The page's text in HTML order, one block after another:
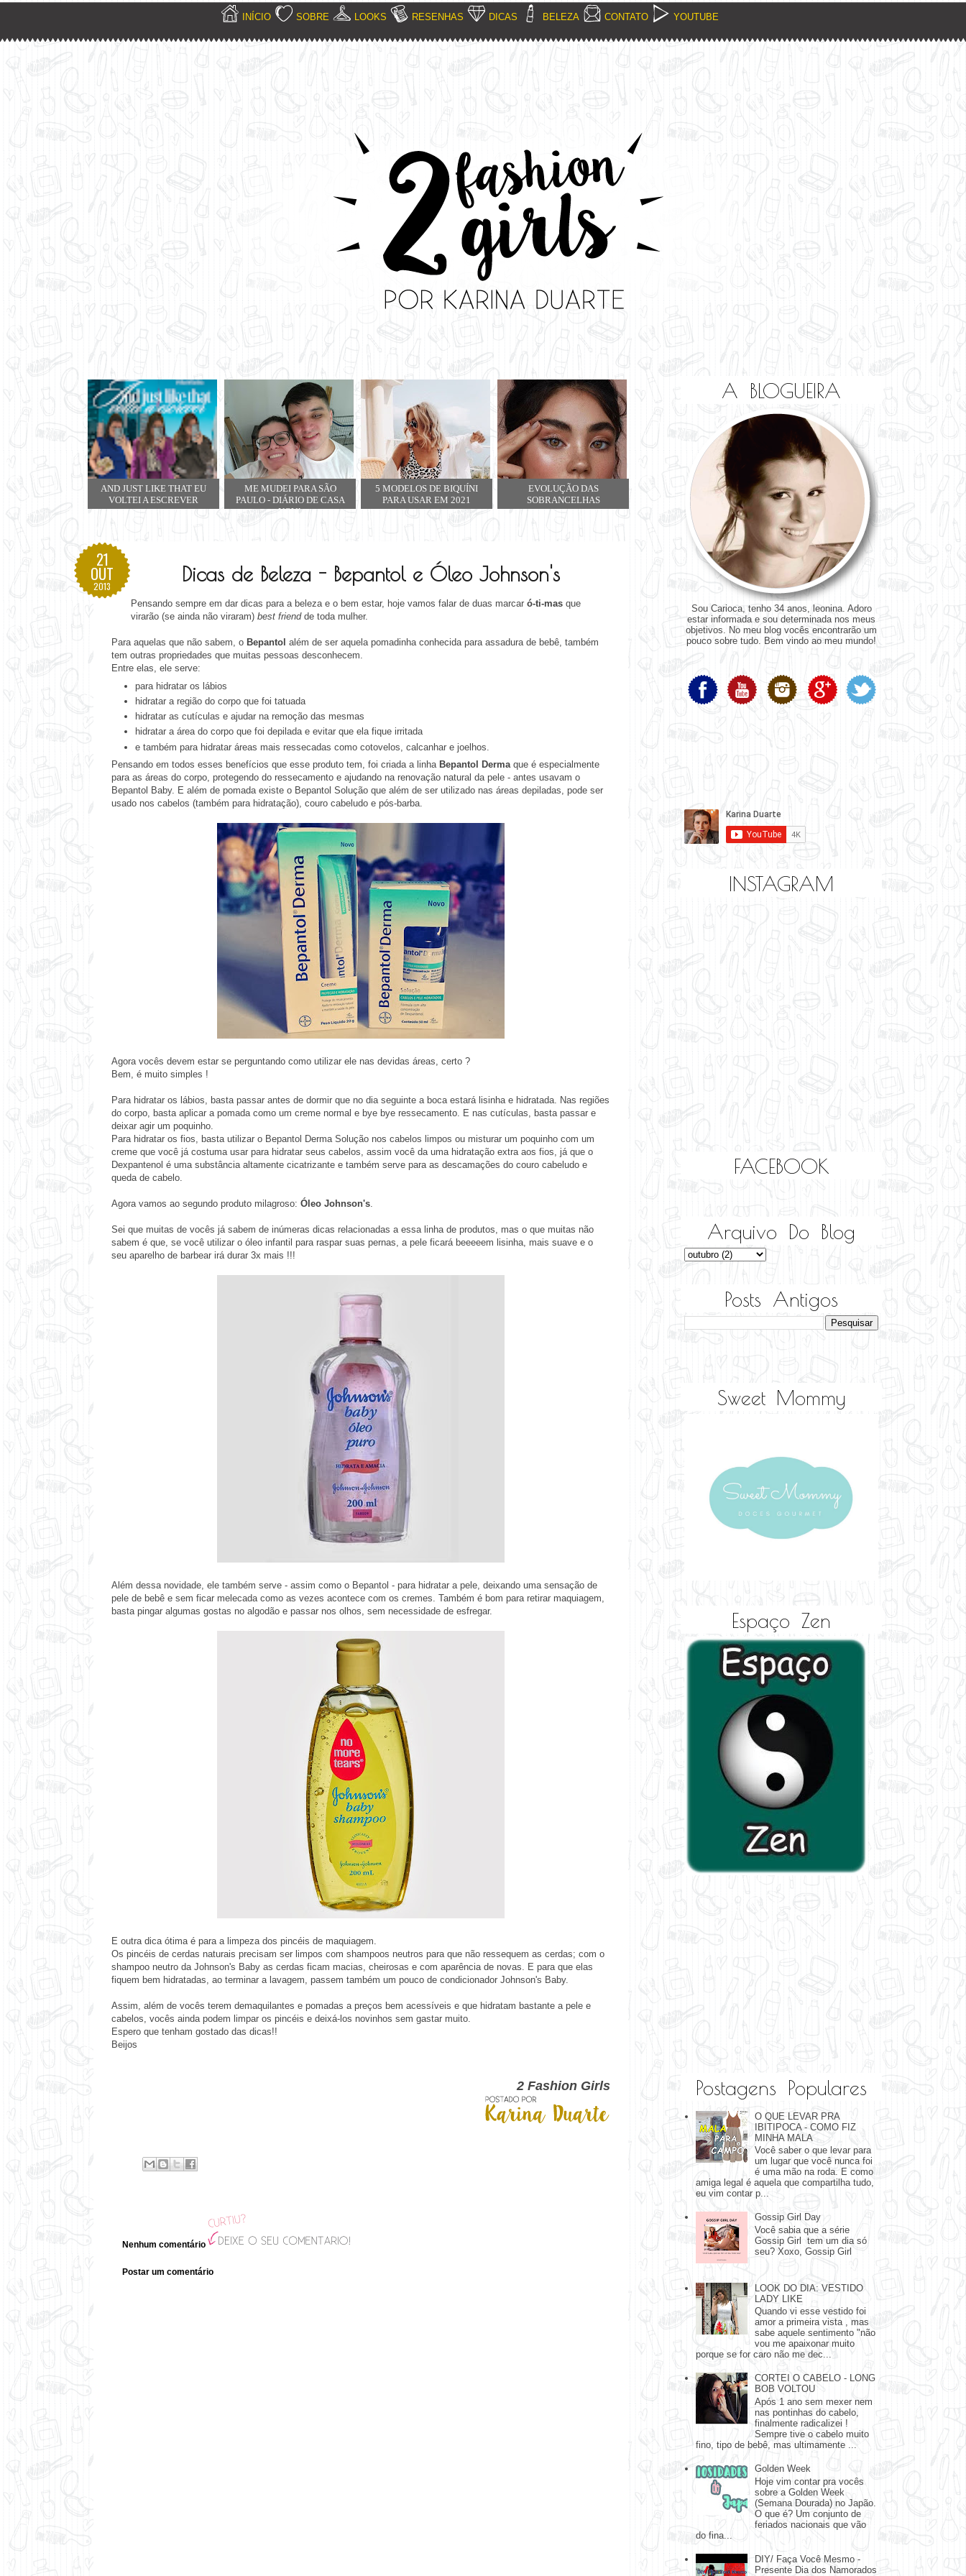
INÍCIO SOBRE LOOKS RESENHAS DICAS BELEZA CONTATO YOUTUBE
AND JUST LIKE THAT EU
VOLTEI A ESCREVER
ME MUDEI PARA SÃO
PAULO - DIÁRIO DE CASA
NOVA
5 MODELOS DE BIQUÍNI
PARA USAR EM 2021
EVOLUÇÃO DAS
SOBRANCELHAS
21
OUT
2013
Dicas de Beleza - Bepantol e Óleo Johnson's
Pensando sempre em dar dicas para a beleza e o bem estar, hoje vamos falar de duas marcar ó-ti-mas que
virarão (se ainda não viraram) best friendde toda mulher.
Para aquelas que não sabem, o Bepantol além de ser aquela pomadinha conhecida para assadura de bebê, também
tem outras propriedades que muitas pessoas desconhecem.
Entre elas, ele serve:
para hidratar os lábios
hidratar a região do corpo que foi tatuada
hidratar as cutículas e ajudar na remoção das mesmas
hidratar a área do corpo que foi depilada e evitar que ela fique irritada
e também para hidratar áreas mais ressecadas como cotovelos, calcanhar e joelhos.
Pensando em todos esses benefícios que esse produto tem, foi criada a linhaBepantol Dermaque é especialmente
para as áreas do corpo, protegendo do ressecamento e ajudando na renovação natural da pele - antes usavam o
Bepantol Baby. E além de pomada existe o Bepantol Solução que além de ser utilizado nas áreas depiladas, pode ser
usado nos cabelos (também para hidratação), couro cabeludo e pós-barba.
Agora vocês devem estar se perguntando como utilizar ele nas devidas áreas, certo ?
Bem, é muito simples !
Para hidratar os lábios, basta passar antes de dormir que no dia seguinte a boca estará lisinha e hidratada. Nas regiões
do corpo, basta aplicar a pomada como um creme normal e bye bye ressecamento. E nas cutículas, basta passar e
deixar agir um poquinho.
Para hidratar os fios, basta utilizar o Bepantol Derma Solução nos cabelos limpos ou misturar um poquinho com um
creme que você já costuma usar para hidratar seus cabelos, assim você da uma hidratação extra aos fios, já que o
Dexpantenol é uma substância altamente cicatrizante e também serve para as descamações do couro cabeludo e
queda de cabelo.
Agora vamos ao segundo produto milagroso: Óleo Johnson's.
Sei que muitas de vocês já sabem de inúmeras dicas relacionadas a essa linha de produtos, mas o que muitas não
sabem é que, se você utilizar o óleo infantil para raspar suas pernas, a pele ficará beeeeem lisinha, mais suave e o
seu aparelho de barbear irá durar 3x mais !!!
Além dessa novidade, ele também serve - assim como o Bepantol - para hidratar a pele, deixando uma sensação de
pele de bebê e sem ficar melecada como as vezes acontece com os cremes. Também é bom para retirar maquiagem,
basta pingar algumas gostas no algodão e passar nos olhos, sem necessidade de esfregar.
E outra dica ótima é para a limpeza dos pincéis de maquiagem.
Os pincéis de cerdas naturais precisam ser limpos com shampoos neutros para que não ressequem as cerdas; com o
shampoo neutro da Johnson's Baby as cerdas ficam macias, cheirosas e com aparência de novas. E para que elas
fiquem bem hidratadas, ao terminar a lavagem, passem também um pouco de condicionador Johnson's Baby.
Assim, além de vocês terem demaquilantes e pomadas a preços bem acessíveis e que hidratam bastante a pele e
cabelos, vocês ainda podem limpar os pincéis e deixá-los novinhos sem gastar muito.
Espero que tenham gostado das dicas!!
Beijos
2 Fashion Girls
Nenhum comentário
Postar um comentário
A BLOGUEIRA
Sou Carioca, tenho 34 anos, leonina. Adoro
estar informada e sou determinada nos meus
objetivos. No meu blog vocês encontrarão um
pouco sobre tudo. Bem vindo ao meu mundo!
INSTAGRAM
FACEBOOK
Arquivo Do Blog
Posts Antigos
Sweet Mommy
Espaço Zen
Postagens Populares
O QUE LEVAR PRA
IBITIPOCA - COMO FIZ
MINHA MALA
Você saber o que levar para
um lugar que você nunca foi
é uma mão na roda. E como
amiga legal é aquela que compartilha tudo,
eu vim contar p...
Gossip Girl Day
Você sabia que a série
Gossip Girl tem um dia só
seu? Xoxo, Gossip Girl
LOOK DO DIA: VESTIDO
LADY LIKE
Quando vi esse vestido foi
amor a primeira vista , mas
sabe aquele sentimento "não
vou me apaixonar muito
porque se for caro não me dec...
CORTEI O CABELO - LONG
BOB VOLTOU
Após 1 ano sem mexer nem
nas pontinhas do cabelo,
finalmente radicalizei !
Sempre tive o cabelo muito
fino, tipo de bebê, mas ultimamente ...
Golden Week
Hoje vim contar pra vocês
sobre a Golden Week
(Semana Dourada) no Japão.
O que é? Um conjunto de
feriados nacionais que vão
do fina...
DIY/ Faça Você Mesmo -
Presente Dia dos Namorados